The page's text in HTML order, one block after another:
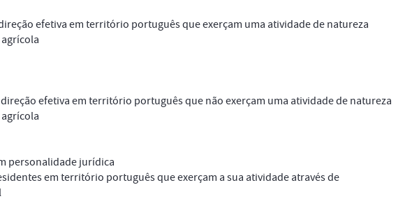
efetiva em território português que exerçam uma atividade de natureza
efetiva em território português que não exerçam uma atividade de natureza
personalidade jurídica
em território português que exerçam a sua atividade através de